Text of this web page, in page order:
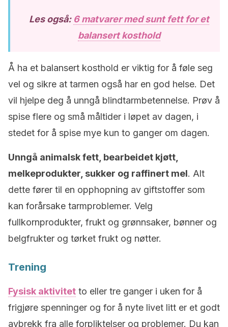
Les også: 6 matvarer med sunt fett for et
balansert kosthold
Å ha et balansert kosthold er viktig for å føle seg
vel og sikre at tarmen også har en god helse. Det
vil hjelpe deg å unngå blindtarmbetennelse. Prøv å
spise flere og små måltider i løpet av dagen, i
stedet for å spise mye kun to ganger om dagen.
Unngå animalsk fett, bearbeidet kjøtt,
melkeprodukter, sukker og raffinert mel. Alt
dette fører til en opphopning av giftstoffer som
kan forårsake tarmproblemer. Velg
fullkornprodukter, frukt og grønnsaker, bønner og
belgfrukter og tørket frukt og nøtter.
Trening
Fysisk aktivitet to eller tre ganger i uken for å
frigjøre spenninger og for å nyte livet litt er et godt
avbrekk fra alle forpliktelser og problemer. Du kan